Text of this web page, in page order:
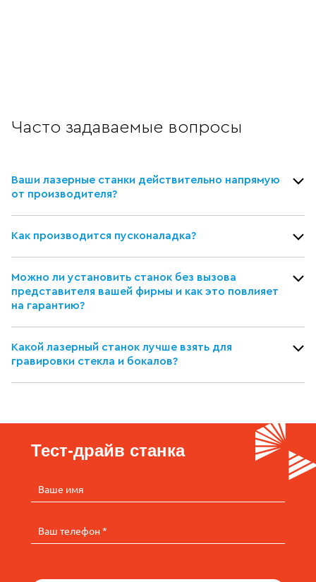
Часто задаваемые вопросы
Ваши лазерные станки действительно напрямую
от производителя?
Как производится пусконаладка?
Можно ли установить станок без вызова
представителя вашей фирмы и как это повлияет
на гарантию?
Какой лазерный станок лучше взять для
гравировки стекла и бокалов?
Тест-драйв станка
Ваше имя
Ваш телефон *